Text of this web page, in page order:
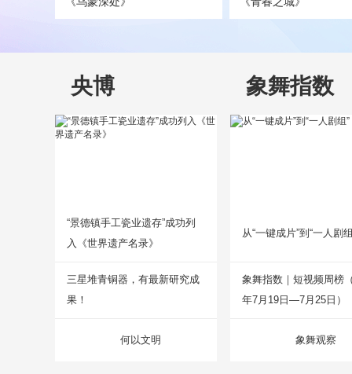
央博
“景德镇手工瓷业遗存”成功列
入《世界遗产名录》
三星堆青铜器，有最新研究成
果！
何以文明
象舞指数
从“一键成片”到“一人剧
象舞指数｜短视频周榜
年7月19日—7月25日）
象舞观察